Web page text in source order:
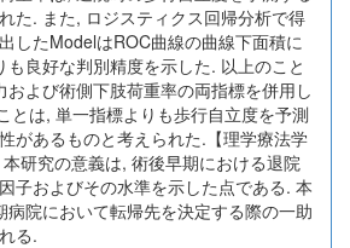
た. また, ロジスティクス回帰分析で得
したModelはROC曲線の曲線下面積に
も良好な判別精度を示した. 以上のこと
よび術側下肢荷重率の両指標を併用し
とは, 単一指標よりも歩行自立度を予測
があるものと考えられた.【理学療法学
研究の意義は, 術後早期における退院
子およびその水準を示した点である. 本
病院において転帰先を決定する際の一助
る.